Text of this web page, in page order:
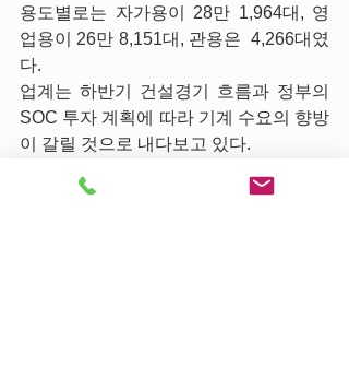
용도별로는 자가용이 28만 1,964대, 영
업용이 26만 8,151대, 관용은  4,266대였
다.
업계는 하반기 건설경기 흐름과 정부의
SOC 투자 계획에 따라 기계 수요의 향방
이 갈릴 것으로 내다보고 있다.
감소 - 건설기계뉴스